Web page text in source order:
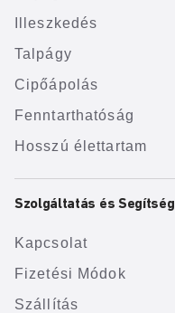
Illeszkedés
Talpágy
Cipőápolás
Fenntarthatóság
Hosszú élettartam
Szolgáltatás és Segítség
Kapcsolat
Fizetési Módok
Szállítás